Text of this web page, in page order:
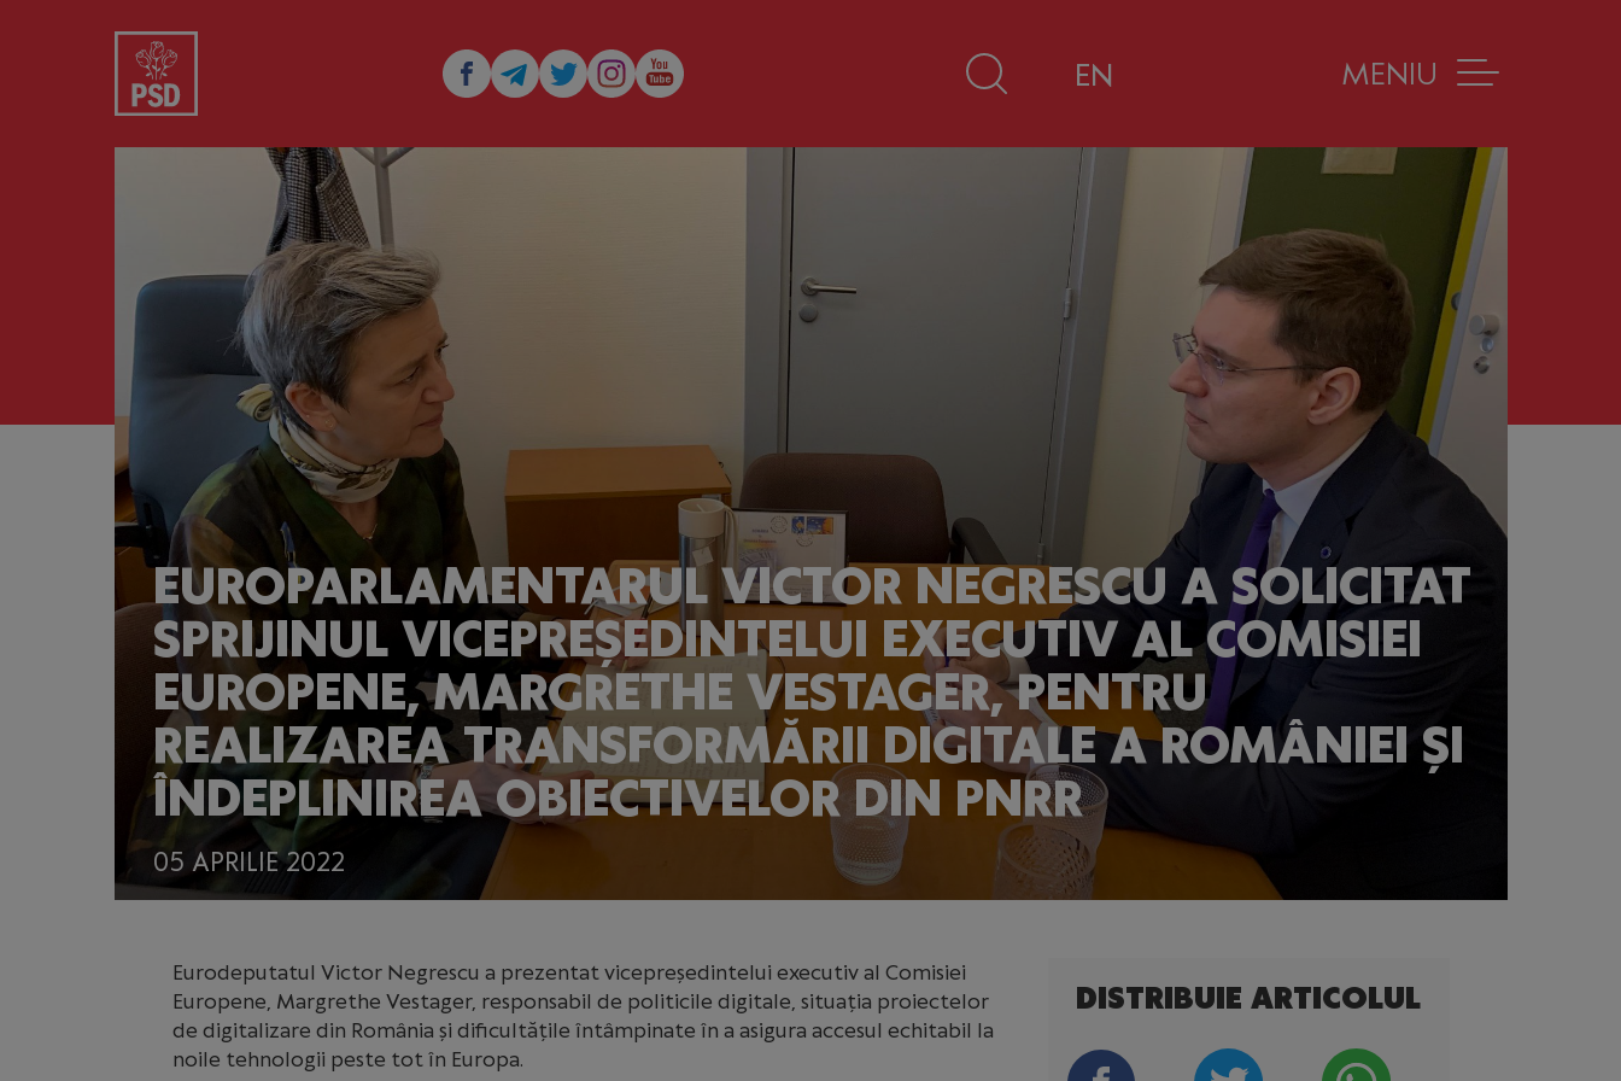
EN MENIU
05 APRILIE 2022
EUROPARLAMENTARUL VICTOR NEGRESCU A SOLICITAT
SPRIJINUL VICEPREȘEDINTELUI EXECUTIV AL COMISIEI
EUROPENE, MARGRETHE VESTAGER, PENTRU
REALIZAREA TRANSFORMĂRII DIGITALE A ROMÂNIEI ȘI
ÎNDEPLINIREA OBIECTIVELOR DIN PNRR
Eurodeputatul Victor Negrescu a prezentat vicepreședintelui executiv al Comisiei
Europene, Margrethe Vestager, responsabil de politicile digitale, situația proiectelor
de digitalizare din România și dificultățile întâmpinate în a asigura accesul echitabil la
noile tehnologii peste tot în Europa.
DISTRIBUIE ARTICOLUL